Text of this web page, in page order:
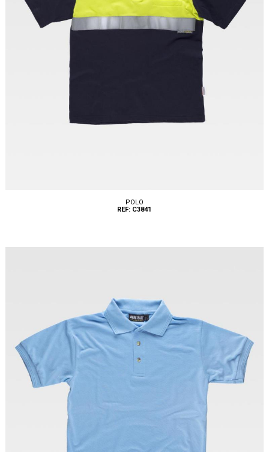
Tallas: S, M, L, XL, XXL, 3XL, 4XL, 5XL, 6XL
POLO
REF: C3841